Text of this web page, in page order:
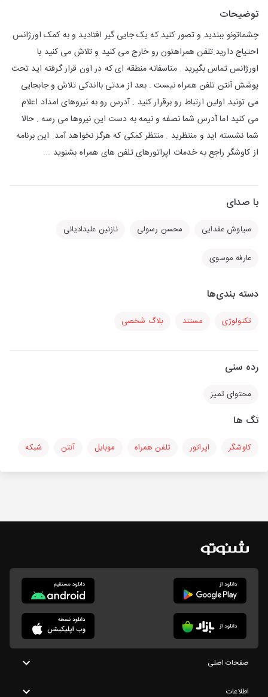
توضیحات
چشماتونو ببندید و تصور کنید که یک جایی گیر افتادید و به کمک اورژانس
احتیاج دارید.تلفن همراهتون رو خارج می کنید و تلاش می کنید با
اورژانس تماس بگیرید . متاسفانه منطقه ای که در اون قرار گرفته اید تحت
پوشش آنتن تلفن همراه نیست . بعد از مدتی بااندکی تلاش و جابجایی
می تونید اولین ارتباط رو برقرار کنید . آدرس رو به نیروهای امداد اعلام
می کنید اما آدرس شما نصفه و نیمه به دست این نیروها می رسه . حالا
شما نشسته اید و منتظرید . منتظر کمکی که هرگز نخواهد آمد. این برنامه
از کاوشگر راجع به خدمات اپراتورهای تلفن های همراه بشنوید ...
با صدای
سیاوش عقدایی محسن رسولی نازنین علیدادیانی
عارفه موسوی
دسته بندی‌ها
تکنولوژی مستند بلاگ شخصی
رده سنی
محتوای تمیز
تگ ها
کاوشگر اپراتور تلفن همراه موبایل آنتن شبکه
صفحات اصلی
اطلاعات